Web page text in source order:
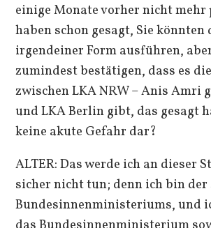
einige Monate vorher nicht mehr
haben schon gesagt, Sie
irgendeiner Form ausführen,
zumindest bestätigen, dass es
zwischen LKA NRW – Anis Amri
und LKA Berlin gibt, das gesagt
keine akute Gefahr dar?
ALTER: Das werde ich an dieser
sicher nicht tun; denn ich bin der
Bundesinnenministeriums, und